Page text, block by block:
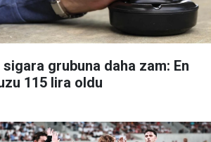
grubuna daha zam: En
115 lira oldu